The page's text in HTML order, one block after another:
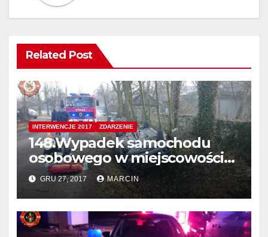
Related Post
INTERWENCJE 2017 ZDARZENIE
148.Wypadek samochodu
osobowego w miejscowości
Brzoskwinia
GRU 27, 2017 MARCIN